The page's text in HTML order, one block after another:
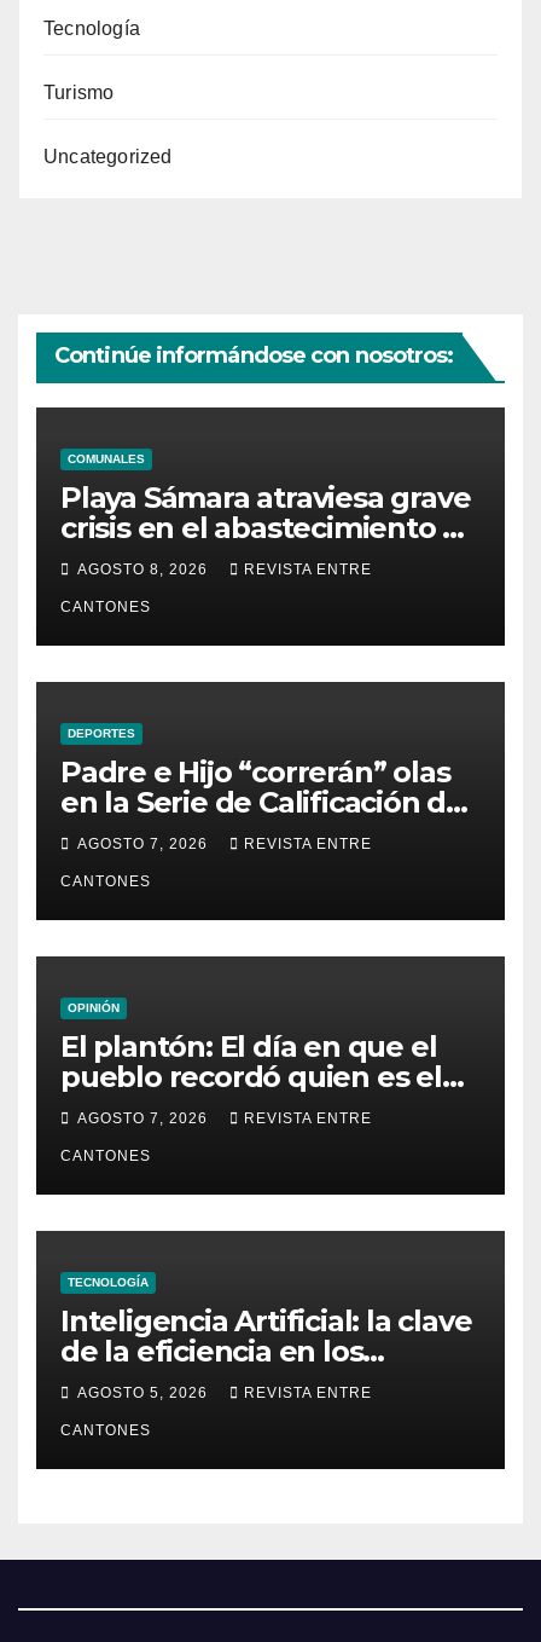
Tecnología
Turismo
Uncategorized
Continúe informándose con nosotros:
COMUNALES
Playa Sámara atraviesa grave
crisis en el abastecimiento de
agua potable
AGOSTO 8, 2026 REVISTA ENTRE
CANTONES
DEPORTES
Padre e Hijo “correrán” olas
en la Serie de Calificación de
la Liga Mundial de Surf
AGOSTO 7, 2026 REVISTA ENTRE
CANTONES
OPINIÓN
El plantón: El día en que el
pueblo recordó quien es el
dueño de la República
AGOSTO 7, 2026 REVISTA ENTRE
CANTONES
TECNOLOGÍA
Inteligencia Artificial: la clave
de la eficiencia en los
Centros de Operaciones de
Seguridad
AGOSTO 5, 2026 REVISTA ENTRE
CANTONES